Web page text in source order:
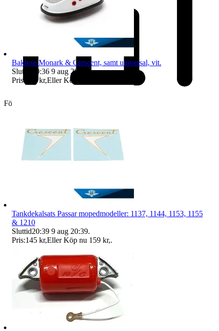
Företag
Baklyse Monark & Crescent, samt universal, vit.
Sluttid
20:36 9 aug 20:36
Pris:
480 kr,Eller Köp nu
Tankdekalsats Passar mopedmodeller: 1137, 1144, 1153, 1155
& 1210
Sluttid20:39 9 aug 20:39.
Pris:145 kr,Eller Köp nu 159 kr,.